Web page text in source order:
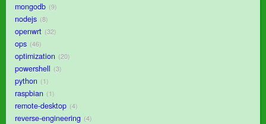
mongodb 9
nodejs 8
openwrt 32
ops 46
optimization 20
powershell 3
python 1
raspbian 1
remote-desktop 4
reverse-engineering 4